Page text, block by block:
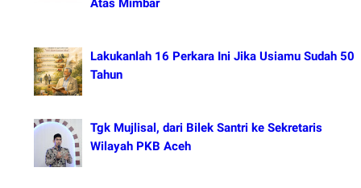
Atas Mimbar
Lakukanlah 16 Perkara Ini Jika Usiamu Sudah 50
Tahun
Tgk Mujlisal, dari Bilek Santri ke Sekretaris
Wilayah PKB Aceh